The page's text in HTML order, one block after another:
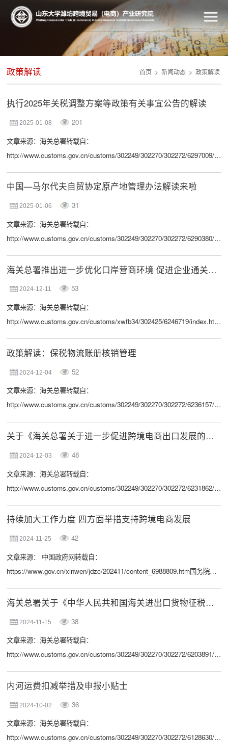
政策解读 首页 > 新闻动态 > 政策解读
执行2025年关税调整方案等政策有关事宜公告的解读
2025-01-08
201
文章来源：海关总署转载自：
http://www.customs.gov.cn/customs/302249/302270/302272/6297009/
1月1日起实施。海关总署近期对外公布了执行事宜的公告，明确商品编号
贸易组织承诺范围内，提高部分进口糖浆和含糖预混粉的最惠国税率。对
原产于科摩罗联盟的进口货物适用最惠国税率。...
中国—马尔代夫自贸协定原产地管理办法解读来啦
2025-01-06
31
文章来源：海关总署转载自：
http://www.customs.gov.cn/customs/302249/302270/302272/6290380/
日起实施。这个协定的实施有什么意义，能带来哪些优惠，如何申请享受
要商品是什么？按照中马自贸协定的项下关税减让安排，双方承诺的零关
税产品税目数和贸易额比例均超过95%，其中占...
海关总署推出进一步优化口岸营商环境 促进企业通关便利十六条措施
2024-12-11
53
文章来源：海关总署转载自：
http://www.customs.gov.cn/customs/xwfb34/302425/6246719/index.html12
绍《进一步优化口岸营商环境 促进企业通关便利十六条措施》相关情况。
席今天的吹风会，感谢大家一直以来对海关工作的关心和支持。下面，由
我向大家通报海关总署出台的《进一步优化口岸营商...
政策解读：保税物流账册核销管理
2024-12-04
52
文章来源：海关总署转载自：
http://www.customs.gov.cn/customs/302249/302270/302272/6236157/
问题解读如下： 【制定背景】近年来，全国保税物流业务快速发展，部分
况。由于保税物流账册不实施核销管理，容易导致差异规模越积越大，且
难以追溯差异产生的具体时间，导致企业经营...
关于《海关总署关于进一步促进跨境电商出口发展的公告》的政策解读
2024-12-03
48
文章来源：海关总署转载自：
http://www.customs.gov.cn/customs/302249/302270/302272/6231862/
作会议关于积极拓展跨境电商出口的部署，海关总署会同商务部联合出台
了一系列优化跨境电商出口监管模式的政策措施。这些措施旨在进一步为
跨境电商出口企业创造更加便利、高效、安全的...
持续加大工作力度 四方面举措支持跨境电商发展
2024-11-25
42
文章来源： 中国政府网转载自：
https://www.gov.cn/xinwen/jdzc/202411/content_6988809.htm国务院新
会，请商务部国际贸易谈判代表兼副部长王受文、外交部领事司负责人童
司负责人刘晔、海关总署综合业务司负责人林少滨介绍促进外贸稳定增长
的有关政策措施，并答记者问。【21世纪经济报道记...
海关总署关于《中华人民共和国海关进出口货物征税管理办法》的解读
2024-11-15
38
文章来源：海关总署转载自：
http://www.customs.gov.cn/customs/302249/302270/302272/6203891/
管理办法》（海关总署令第272号，以下简称《办法》），自2024年12月1
的背景情况和重点内容，现就有关问题解读如下： 一、修订背景及目的
《中华人民共和国海关进出口货物征税管理办法...
内河运费扣减举措及申报小贴士
2024-10-02
36
文章来源：海关总署转载自：
http://www.customs.gov.cn/customs/302249/302270/302272/6128630/